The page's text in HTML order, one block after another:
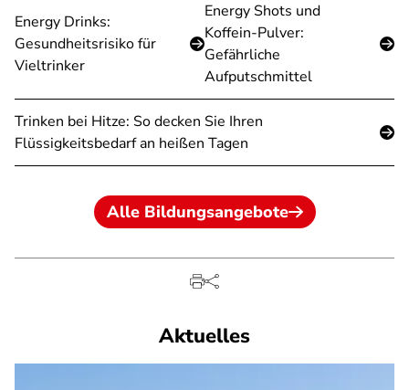
Energy Drinks:
Gesundheitsrisiko für
Vieltrinker
Energy Shots und
Koffein-Pulver:
Gefährliche
Aufputschmittel
Trinken bei Hitze: So decken Sie Ihren
Flüssigkeitsbedarf an heißen Tagen
Alle Bildungsangebote
Aktuelles